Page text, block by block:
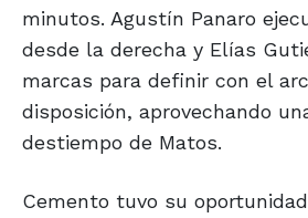
minutos. Agustín Panaro
desde la derecha y Elías
marcas para definir con el
disposición, aprovechando
destiempo de Matos.
Cemento tuvo su